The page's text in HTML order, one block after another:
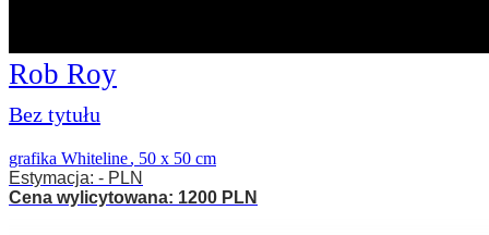
Rob Roy
Bez tytułu
grafika Whiteline, 50 x 50 cm
Estymacja: - PLN
Cena wylicytowana: 1200 PLN